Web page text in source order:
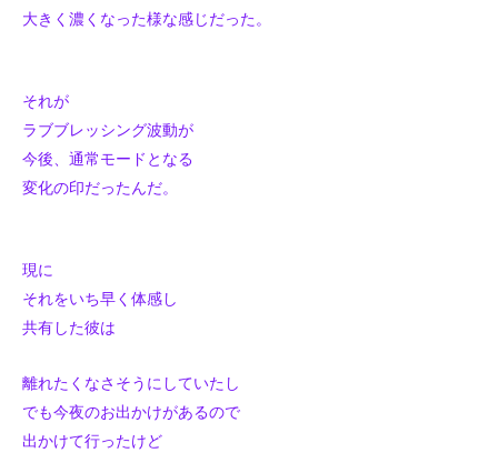
大きく濃くなった様な感じだった。
それが
ラブブレッシング波動が
今後、通常モードとなる
変化の印だったんだ。
現に
それをいち早く体感し
共有した彼は
離れたくなさそうにしていたし
でも今夜のお出かけがあるので
出かけて行ったけど